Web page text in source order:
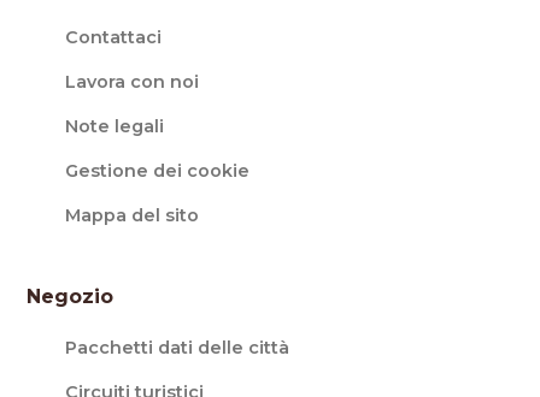
Contattaci
Lavora con noi
Note legali
Gestione dei cookie
Mappa del sito
Negozio
Pacchetti dati delle città
Circuiti turistici